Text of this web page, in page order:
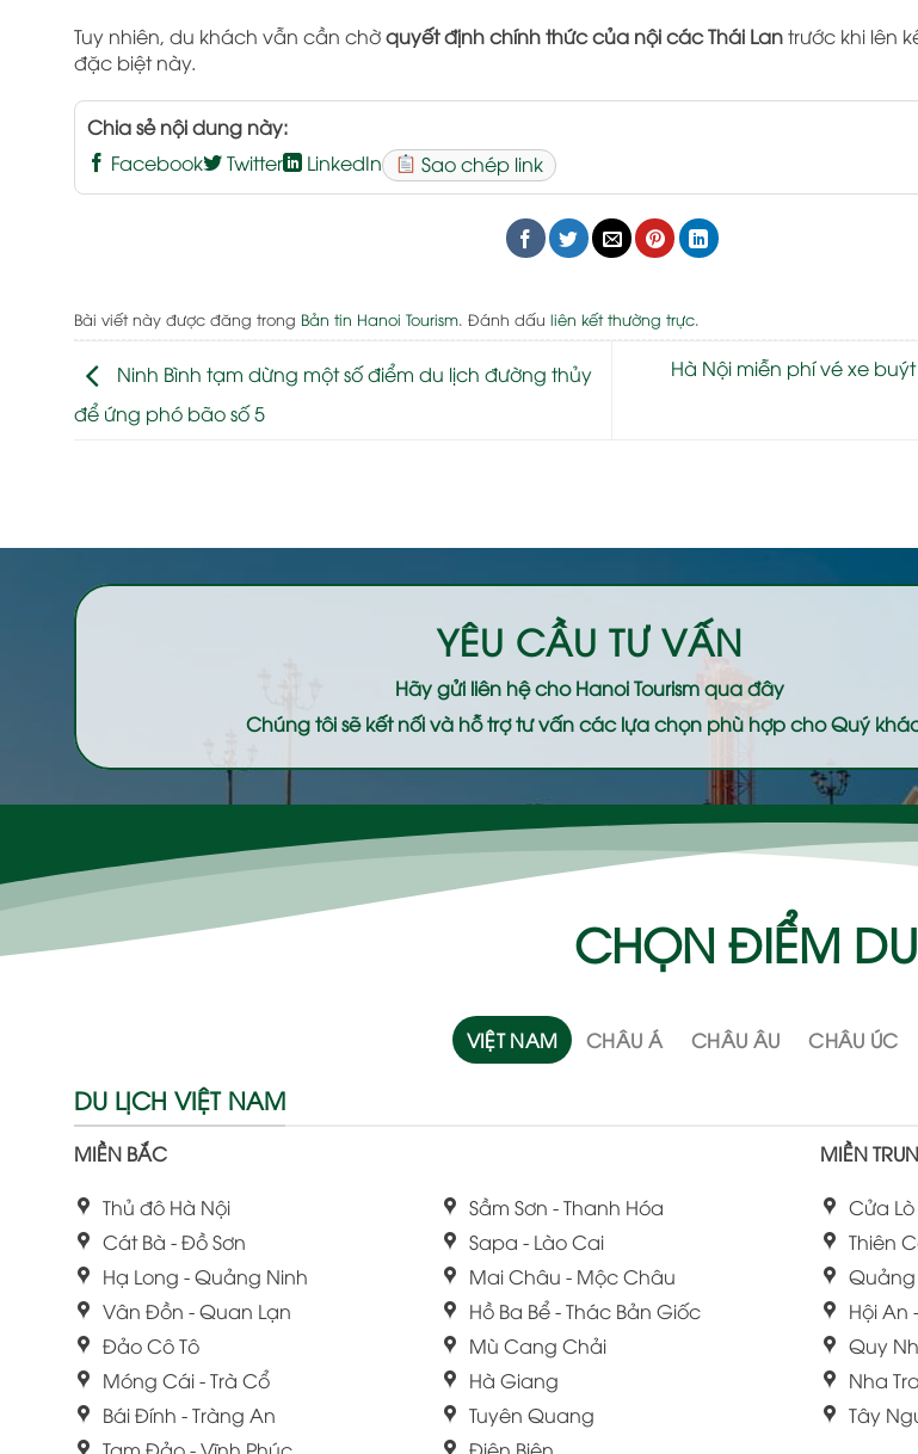
Tuy nhiên, du khách vẫn cần chờquyết định chính thức của nội các Thái Lantrước khi lên
đặc biệt này.
Chia sẻ nội dung này:
Facebook
Twitter LinkedIn Sao chép link
Bài viết này được đăng trong Bản tin Hanoi Tourism. Đánh dấu liên kết thường trực.
Ninh Bình tạm dừng một số điểm du lịch đường thủy
để ứng phó bão số 5
Hà Nội miễn phí vé xe
YÊU CẦU TƯ VẤN
Hãy gửi liên hệ choHanoi Tourismqua đây
Chúng tôi sẽ kết nối và hỗ trợ tư vấn các lựa chọn phù hợp cho Quý
CHỌN ĐIỂM
VIỆT NAM CHÂU Á CHÂU ÂU CHÂU ÚC
DU LỊCH VIỆT NAM
MIỀN BẮC
Thủ đô Hà Nội
Cát Bà - Đồ Sơn
Hạ Long - Quảng Ninh
Vân Đồn - Quan Lạn
Đảo Cô Tô
Móng Cái - Trà Cổ
Bái Đính - Tràng An
Sầm Sơn - Thanh Hóa
Sapa - Lào Cai
Mai Châu - Mộc Châu
Hồ Ba Bể - Thác Bản Giốc
Mù Cang Chải
Hà Giang
Tuyên Quang
MIỀN
Cửa
Thiên
Quảng
Hội An
Quy
Nha
Tây